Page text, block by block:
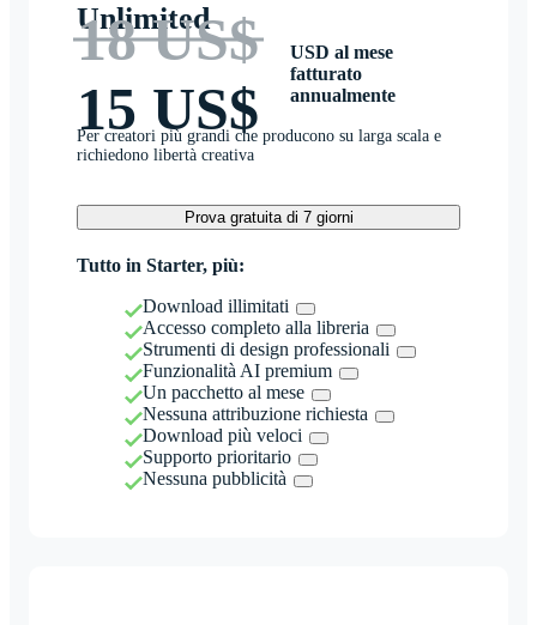
Unlimited
18 US$
15 US$
USD al mese
fatturato
annualmente
Per creatori più grandi che producono su larga scala e
richiedono libertà creativa
Prova gratuita di 7 giorni
Tutto in Starter, più:
Download illimitati
Accesso completo alla libreria
Strumenti di design professionali
Funzionalità AI premium
Un pacchetto al mese
Nessuna attribuzione richiesta
Download più veloci
Supporto prioritario
Nessuna pubblicità